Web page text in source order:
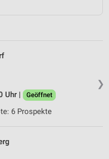
❯
Uhr |
Geöffnet
6 Prospekte